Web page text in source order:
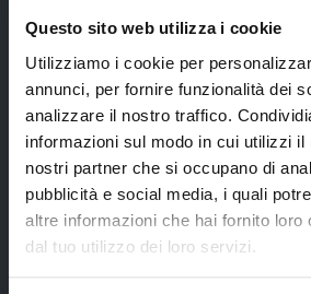
Questo sito web utilizza i cookie
Utilizziamo i cookie per
annunci, per fornire funzionalità dei
analizzare il nostro traffico.
informazioni sul modo in cui utilizzi il
nostri partner che si occupano di
pubblicità e social media, i quali
altre informazioni che hai fornito loro
dal tuo utilizzo dei loro servizi.
inclusa prima
colazione;
Pensione
completa (pranzi
e cene a 3
portate oppure a
buffet, bevande
escluse), dalla
cena del giorno 1
alla prima
colazione del